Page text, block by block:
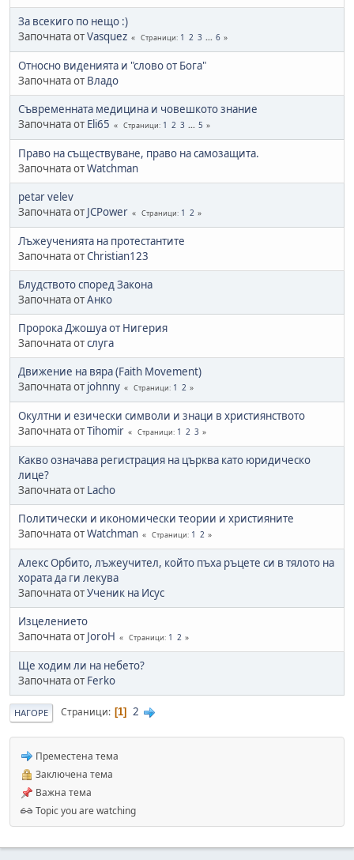
За всекиго по нещо :)
Започната отVasquez Страници 1 2 3 ... 6
Относно виденията и "слово от Бога"
Започната от Владо
Съвременната медицина и човешкото знание
Започната от Eli65 Страници 1 2 3 ... 5
Право на съществуване, право на самозащита.
Започната отWatchman
petar velev
Започната от JCPower Страници 1 2
Лъжеученията на протестантите
Започната отChristian123
Блудството според Закона
Започната отАнко
Пророка Джошуа от Нигерия
Започната отслуга
Движение на вяра (Faith Movement)
Започната от johnny Страници 1 2
Окултни и езически символи и знаци в християнството
Започната отTihomir Страници 1 2 3
Какво означава регистрация на църква като юридическо
лице?
Започната от Lacho
Политически и икономически теории и християните
Започната отWatchman Страници 1 2
Алекс Орбито, лъжеучител, който пъха ръцете си в тялото на
хората да ги лекува
Започната отУченик на Исус
Изцелението
Започната от JoroH Страници 1 2
Ще ходим ли на небето?
Започната от Ferko
НАГОРЕ Страници 1 2
Преместена тема
Заключена тема
Важна тема
Topic you are watching